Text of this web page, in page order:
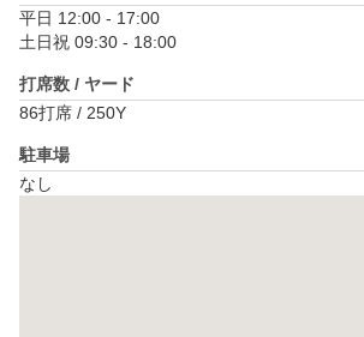
平日 12:00 - 17:00
土日祝 09:30 - 18:00
打席数 / ヤード
86打席 / 250Y
駐車場
なし